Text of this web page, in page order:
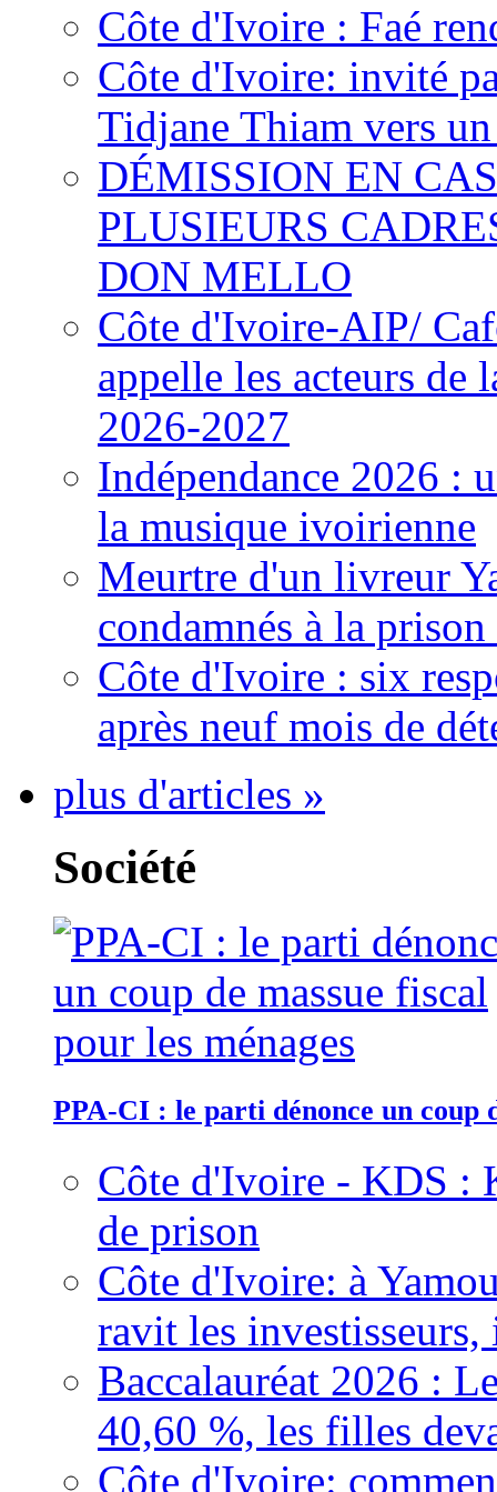
Côte d'Ivoire : Faé
Côte d'Ivoire: invité
Tidjane Thiam vers
DÉMISSION EN
PLUSIEURS
DON MELLO
Côte d'Ivoire-AIP/
appelle les acteurs de
2026-2027
Indépendance 2026 :
la musique ivoirienne
Meurtre d'un livreur
condamnés à la
Côte d'Ivoire : six
après neuf mois de
plus d'articles »
Société
PPA-CI : le parti dénonce un coup
Côte d'Ivoire - KDS :
de prison
Côte d'Ivoire: à
ravit les
Baccalauréat 2026 :
40,60 %, les filles
Côte d'Ivoire: